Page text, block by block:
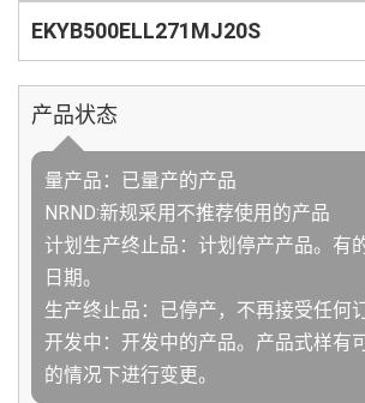
EKYB500ELL271MJ20S
产品状态
量产品：已量产的产品
NRND:新规采用不推荐使用的产品
计划生产终止品：计划停产产品。有
日期。
生产终止品：已停产，不再接受任何
开发中：开发中的产品。产品式样有
的情况下进行变更。